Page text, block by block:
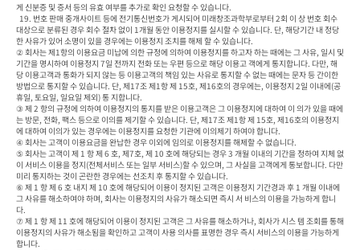
게 신분증 및 증서 등의 유효 여부를 추가로 확인 요청할 수 있습니다.
대상으로 분류된 경우 회수 절차 없이 1개월 동안 이용정지를 실시할 수 있습니다. 단, 해당기간 내 정당
한 사유가 있어 소명이 있을 경우에는 이용정지 조치를 해제 할 수 있습니다.
② 회사는 제1항의 이용요금 미납에 의한 규정에 의하여 이용정지를 하고자 하는 때에는 그 사유, 일시 및
기간을 명시하여 이용정지 7일 전까지 전화 또는 우편 등으로 해당 이용고 객에게 통지합니다. 다만, 해
당 이용고객과 통화가 되지 않는 등 이용고객의 책임 있는 사유로 통지할 수 없는 때에는 문자 등 간이한
방법으로 통지할 수 있습니다. 단, 제17조 제1항 제 15호, 제16호의 경우에는, 이용정지 2일 이내에(공
휴일, 토요일, 일요일 제외) 통 지합니다.
③ 제 2 항의 규정에 의하여 이용정지의 통지를 받은 이용고객은 그 이용정지에 대하여 이 의가 있을 때에
는 방문, 전화, 팩스 등으로 이의를 제기할 수 있습니다. 단, 제17조 제1항 제 15호, 제16호의 이용정지
에 대하여 이의가 있는 경우에는 이용정지를 요청한 기관에 이의제기 하여야 합니다.
④ 회사는 고객이 이용요금을 완납한 경우 이외에 임의로 이용정지를 해제할 수 없습니다.
⑤ 회사는 고객이 제 1 항 제 6 호, 제7호, 제 10 호에 해당되는 경우 3 개월 이내의 기간을 정하여 지체 없
이 서비스 이용을 정지(전체서비스 또는 일부 서비스)할 수 있으며, 그 사실을 고객에게 통보합니다. 다만
미리 통지하는 것이 곤란한 경우에는 선조치 후 통지할 수 있습니다.
⑥ 제 1 항 제 6 호 내지 제 10 호에 해당되어 이용이 정지된 고객은 이용정지 기간경과 후 1 개월 이내에
그 사유를 해소하여야 하며, 회사는 이용정지의 사유가 해소되면 즉시 서 비스의 이용을 가능하게 합니
다.
⑦ 제 1 항 제 11 호에 해당되어 이용이 정지된 고객은 그 사유를 해소하거나, 회사가 시스 템 조회를 통해
이용정지의 사유가 해소됨을 확인하고 고객이 사용 의사를 표명한 경우 즉시 서비스의 이용을 가능하게
합니다.